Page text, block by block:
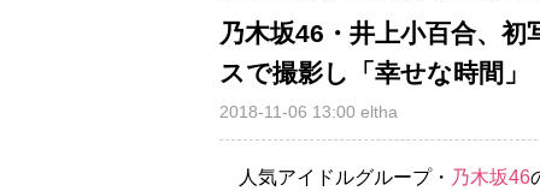
乃木坂46・井上小百合、
スで撮影し「幸せな時間」
2018-11-06 13:00 eltha
人気アイドルグループ・ 乃木坂46